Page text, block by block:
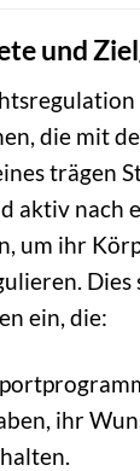
und
die mit
trägen
aktiv nach
um ihr
ein, die:
ihr